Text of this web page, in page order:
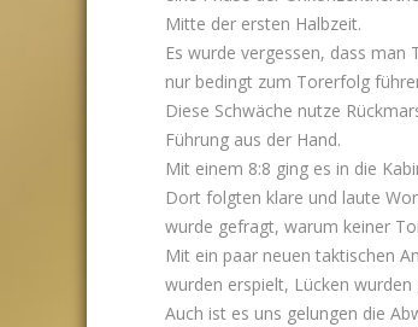
Mitte der ersten Halbzeit.
Es wurde vergessen, dass
nur bedingt zum Torerfolg
Diese Schwäche nutze
Führung aus der Hand.
Mit einem 8:8 ging es in die
Dort folgten klare und laute
wurde gefragt, warum keiner
Mit ein paar neuen taktischen
wurden erspielt, Lücken
Auch ist es uns gelungen die